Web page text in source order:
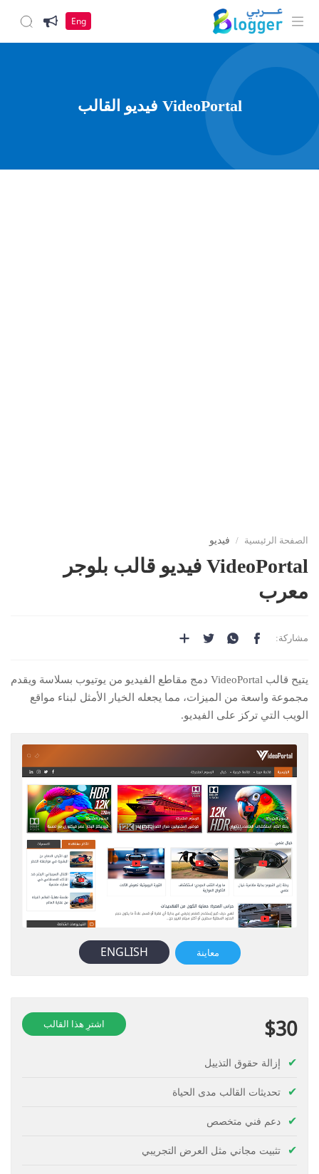
Eng
نظرة
عامة
على
VideoPortal فيديو القالب
الصفحة الرئيسية فيديو
VideoPortal فيديو قالب بلوجر
معرب
يتيح قالب VideoPortal دمج مقاطع الفيديو من يوتيوب بسلاسة ويقدم
مجموعة واسعة من الميزات، مما يجعله الخيار الأمثل لبناء مواقع
الويب التي تركز على الفيديو.
معاينة ENGLISH
$30 اشترِ هذا القالب
إزالة حقوق التذييل
تحديثات القالب مدى الحياة
دعم فني متخصص
تثبيت مجاني مثل العرض التجريبي